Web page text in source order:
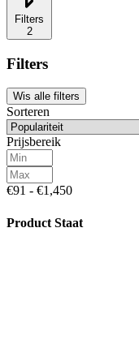
Filters
2
Filters
Wis alle filters
Sorteren
Prijsbereik
€91 - €1,450
Product Staat